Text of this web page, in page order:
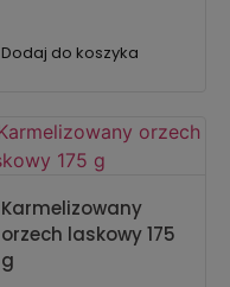
Dodaj do koszyka
Karmelizowany
orzech laskowy 175
g